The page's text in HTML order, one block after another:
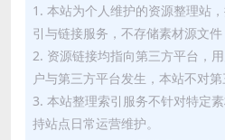
1. 本站为个人维护的资源整理站
引与链接服务，不存储素材源文件
2. 资源链接均指向第三方平台，
户与第三方平台发生，本站不对第
3. 本站整理索引服务不针对特定
持站点日常运营维护。